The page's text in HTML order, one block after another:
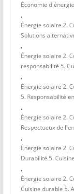
Économie d'énergie
,
Énergie solaire 2.
Solutions
,
Énergie solaire 2.
responsabilité 5.
,
Énergie solaire 2.
5. Responsabilité
,
Énergie solaire 2.
Respectueux de
,
Énergie solaire 2.
Durabilité 5.
,
Énergie solaire 2.
Cuisine durable 5.